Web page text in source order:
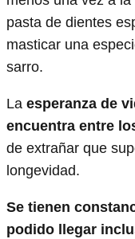
pasta de dientes
masticar una
sarro.
La esperanza de
encuentra entre
de extrañar que
longevidad.
Se tienen
podido llegar